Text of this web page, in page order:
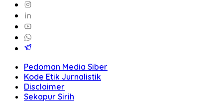
Pedoman Media Siber
Kode Etik Jurnalistik
Disclaimer
Sekapur Sirih